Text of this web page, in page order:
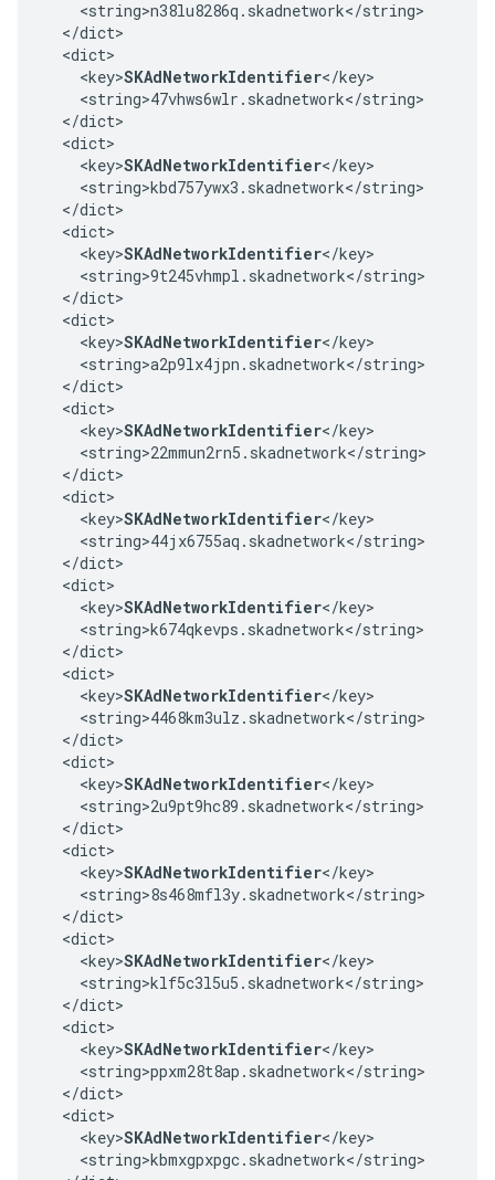
    <string>n38lu8286q.skadnetwork</string>
  </dict>
  <dict>
    <key>
SKAdNetworkIdentifier</key>
    <string>47vhws6wlr.skadnetwork</string>
  </dict>
  <dict>
    <key>
SKAdNetworkIdentifier</key>
    <string>kbd757ywx3.skadnetwork</string>
  </dict>
  <dict>
    <key>
SKAdNetworkIdentifier</key>
    <string>9t245vhmpl.skadnetwork</string>
  </dict>
  <dict>
    <key>
SKAdNetworkIdentifier</key>
    <string>a2p9lx4jpn.skadnetwork</string>
  </dict>
  <dict>
    <key>
SKAdNetworkIdentifier</key>
    <string>22mmun2rn5.skadnetwork</string>
  </dict>
  <dict>
    <key>
SKAdNetworkIdentifier</key>
    <string>44jx6755aq.skadnetwork</string>
  </dict>
  <dict>
    <key>
SKAdNetworkIdentifier</key>
    <string>k674qkevps.skadnetwork</string>
  </dict>
  <dict>
    <key>
SKAdNetworkIdentifier</key>
    <string>4468km3ulz.skadnetwork</string>
  </dict>
  <dict>
    <key>
SKAdNetworkIdentifier</key>
    <string>2u9pt9hc89.skadnetwork</string>
  </dict>
  <dict>
    <key>
SKAdNetworkIdentifier</key>
    <string>8s468mfl3y.skadnetwork</string>
  </dict>
  <dict>
    <key>
SKAdNetworkIdentifier</key>
    <string>klf5c3l5u5.skadnetwork</string>
  </dict>
  <dict>
    <key>
SKAdNetworkIdentifier</key>
    <string>ppxm28t8ap.skadnetwork</string>
  </dict>
  <dict>
    <key>
SKAdNetworkIdentifier</key>
    <string>kbmxgpxpgc.skadnetwork</string>